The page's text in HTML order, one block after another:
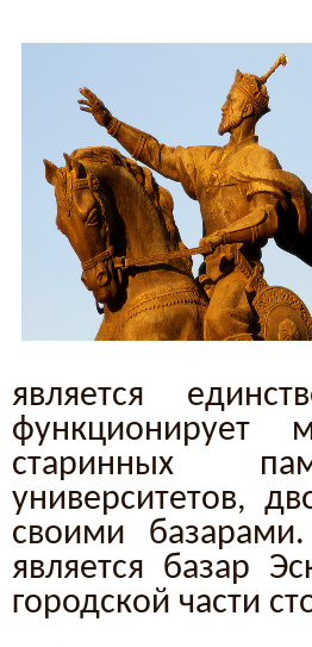
является
функционирует
старинных
университетов,
своими
является базар
городской части